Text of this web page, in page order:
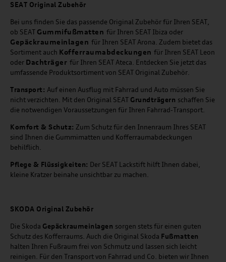
SEAT Original Zubehör
Bei uns finden Sie das passende Original Zubehör für Ihren SEAT,
ob SEAT Gummifußmatten für Ihren SEAT Ibiza oder
Gepäckraumeinlagen für Ihren SEAT Arona. Zudem bietet das
Sortiment auch Kofferraumabdeckungen für Ihren SEAT Leon
oder Dachträger für Ihren SEAT Ateca. Entdecken Sie jetzt das
umfassende Produktsortiment von SEAT Original Zubehör.
Transport: Auf einen Ausflug mit Fahrrad und Auto müssen Sie
nicht verzichten. Mit den Original SEAT Grundträgern schaffen Sie
die notwendigen Voraussetzungen für Ihren Fahrrad-Transport.
Komfort & Schutz: Zum Schutz für den Innenraum Ihres SEAT
sind Ihnen die Gummimatten und Kofferraumabdeckungen
behilflich.
Pflege & Flüssigkeiten: Der SEAT Lackstift hilft Ihnen dabei,
kleine Kratzer beinahe unsichtbar zu machen.
SKODA Original Zubehör
Die Skoda Gepäckraumeinlagen sorgen stets für einen guten
Schutz des Kofferraums. Auch die Original Skoda Fußmatten
halten Ihren Fußraum frei von Schmutz und lassen sich leicht
reinigen. Für den Transport von Fahrrad und Co. bieten wir Ihnen